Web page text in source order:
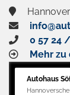
0 57 24
Mehr
Autohaus